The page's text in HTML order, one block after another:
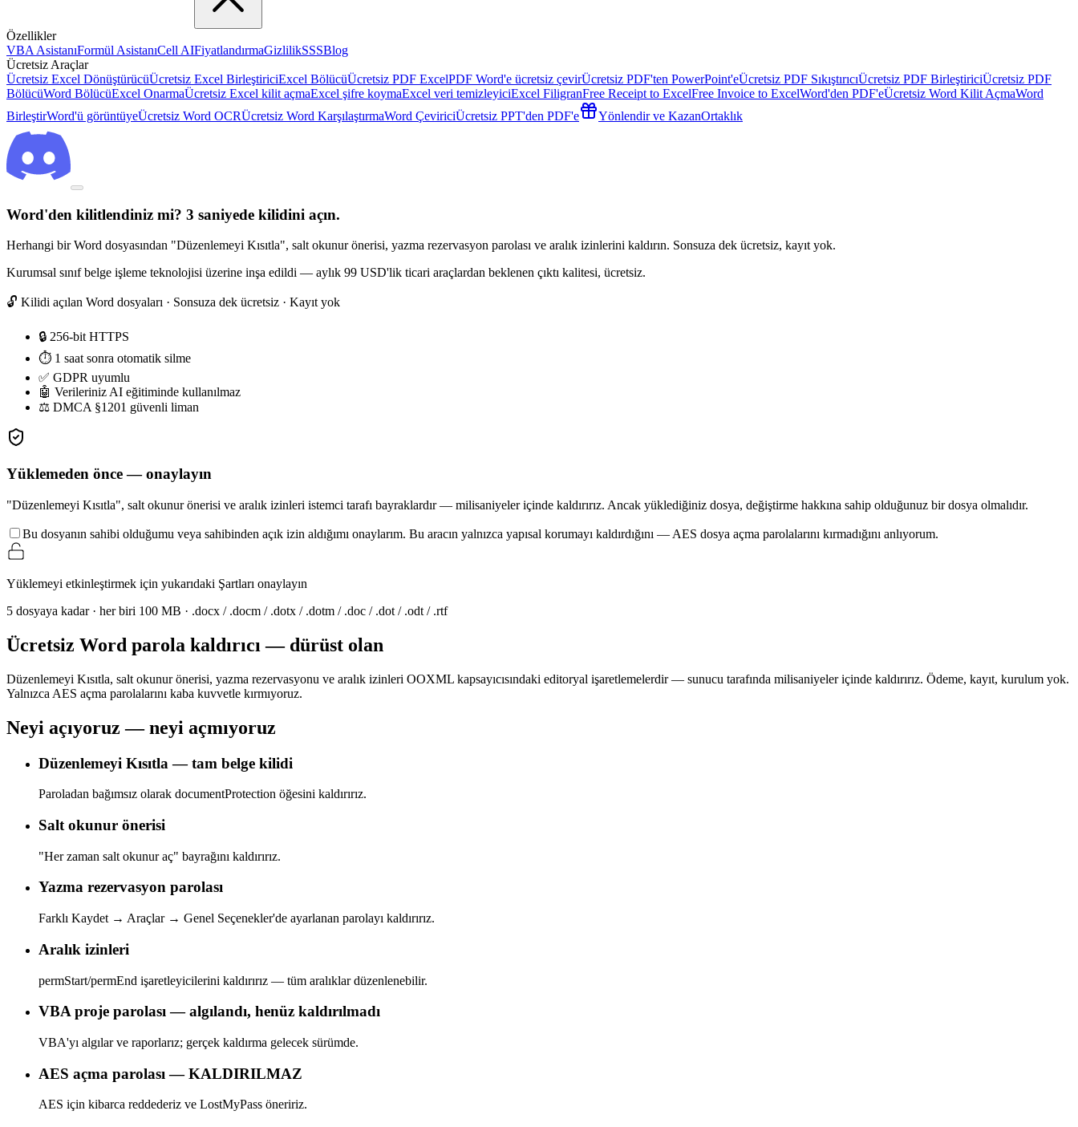
Özellikler
VBA AsistanıFormül AsistanıCell AIFiyatlandırmaGizlilikSSSBlog
Ücretsiz Araçlar
Ücretsiz Excel DönüştürücüÜcretsiz Excel BirleştiriciExcel BölücüÜcretsiz PDF ExcelPDF Word'e ücretsiz çevirÜcretsiz PDF'ten PowerPoint'eÜcretsiz PDF SıkıştırıcıÜcretsiz PDF BirleştiriciÜcretsiz PDF
BölücüWord BölücüExcel OnarmaÜcretsiz Excel kilit açmaExcel şifre koymaExcel veri temizleyiciExcel FiligranFree Receipt to ExcelFree Invoice to ExcelWord'den PDF'eÜcretsiz Word Kilit AçmaWord
BirleştirWord'ü görüntüyeÜcretsiz Word OCRÜcretsiz Word KarşılaştırmaWord ÇeviriciÜcretsiz PPT'den PDF'e Yönlendir ve KazanOrtaklık
Word'den kilitlendiniz mi? 3 saniyede kilidini açın.
Herhangi bir Word dosyasından "Düzenlemeyi Kısıtla", salt okunur önerisi, yazma rezervasyon parolası ve aralık izinlerini kaldırın. Sonsuza dek ücretsiz, kayıt yok.
Kurumsal sınıf belge işleme teknolojisi üzerine inşa edildi — aylık 99 USD'lik ticari araçlardan beklenen çıktı kalitesi, ücretsiz.
🔓 Kilidi açılan Word dosyaları · Sonsuza dek ücretsiz · Kayıt yok
🔒 256-bit HTTPS
⏱ 1 saat sonra otomatik silme
✅ GDPR uyumlu
🤖 Verileriniz AI eğitiminde kullanılmaz
⚖ DMCA §1201 güvenli liman
Yüklemeden önce — onaylayın
"Düzenlemeyi Kısıtla", salt okunur önerisi ve aralık izinleri istemci tarafı bayraklardır — milisaniyeler içinde kaldırırız. Ancak yüklediğiniz dosya, değiştirme hakkına sahip olduğunuz bir dosya olmalıdır.
Bu dosyanın sahibi olduğumu veya sahibinden açık izin aldığımı onaylarım. Bu aracın yalnızca yapısal korumayı kaldırdığını — AES dosya açma parolalarını kırmadığını anlıyorum.
Yüklemeyi etkinleştirmek için yukarıdaki Şartları onaylayın
5 dosyaya kadar · her biri 100 MB · .docx / .docm / .dotx / .dotm / .doc / .dot / .odt / .rtf
Ücretsiz Word parola kaldırıcı — dürüst olan
Düzenlemeyi Kısıtla, salt okunur önerisi, yazma rezervasyonu ve aralık izinleri OOXML kapsayıcısındaki editoryal işaretlemelerdir — sunucu tarafında milisaniyeler içinde kaldırırız. Ödeme, kayıt, kurulum yok.
Yalnızca AES açma parolalarını kaba kuvvetle kırmıyoruz.
Neyi açıyoruz — neyi açmıyoruz
Düzenlemeyi Kısıtla — tam belge kilidi
Paroladan bağımsız olarak documentProtection öğesini kaldırırız.
Salt okunur önerisi
"Her zaman salt okunur aç" bayrağını kaldırırız.
Yazma rezervasyon parolası
Farklı Kaydet → Araçlar → Genel Seçenekler'de ayarlanan parolayı kaldırırız.
Aralık izinleri
permStart/permEnd işaretleyicilerini kaldırırız — tüm aralıklar düzenlenebilir.
VBA proje parolası — algılandı, henüz kaldırılmadı
VBA'yı algılar ve raporlarız; gerçek kaldırma gelecek sürümde.
AES açma parolası — KALDIRILMAZ
AES için kibarca reddederiz ve LostMyPass öneririz.